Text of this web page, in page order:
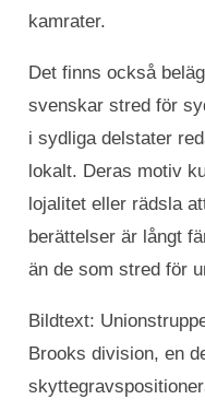
kamrater.
Det finns också
svenskar stred för
i sydliga delstater
lokalt. Deras motiv
lojalitet eller rädsla
berättelser är långt
än de som stred för
Bildtext:
Brooks division, en